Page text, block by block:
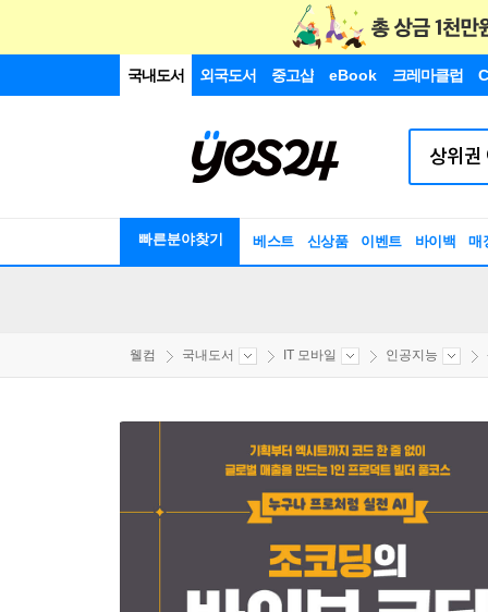
국내도서 외국도서 중고샵 eBook 크레마클럽
빠른분야찾기 베스트 신상품 이벤트 바이백 매
웰컴 국내도서 IT 모바일 인공지능